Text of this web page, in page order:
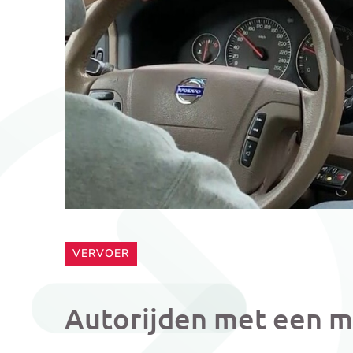
CATEGORIE:
VERVOER
Autorijden met een